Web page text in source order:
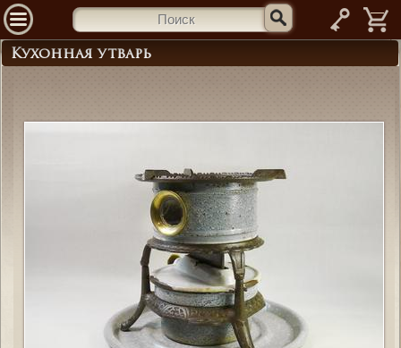
—
Кухонная утварь